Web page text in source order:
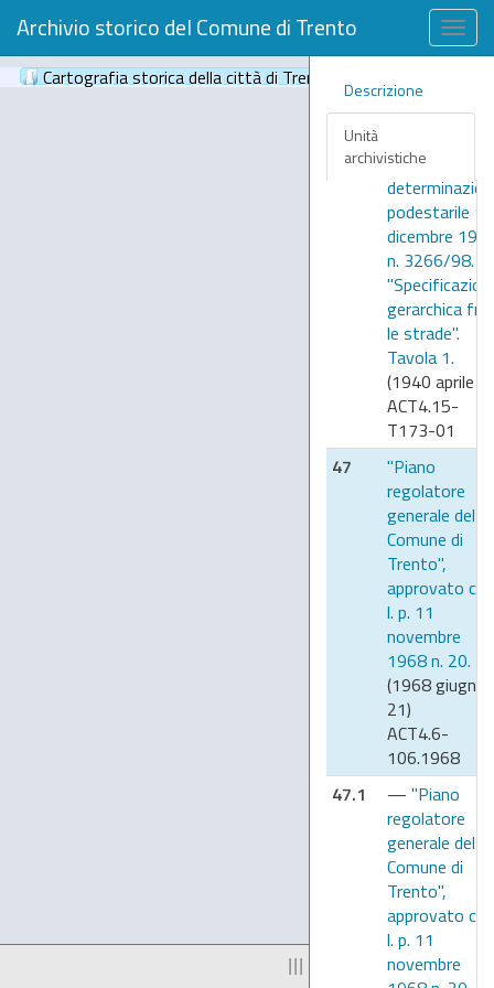
Archivio storico del Comune di Trento
Cartografia storica della città di Trento
|||
Descrizione
Unità
archivistiche
VIIb.17.1936-
regolatore
della città di
approvato con
podestarile 17
dicembre
n. 3266/98.
gerarchica fra
le strade".
Tavola 1.
(1940 aprile 1)
ACT4.15-
T173-01
47
"Piano
regolatore
generale del
Comune di
Trento",
approvato con
l. p. 11
novembre
1968 n. 20.
(1968 giugno
21)
ACT4.6-
106.1968
47.1
— "Piano
regolatore
generale del
Comune di
Trento",
approvato con
l. p. 11
novembre